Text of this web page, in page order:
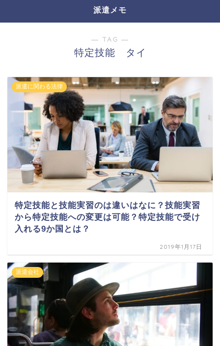
派遣メモ
― TAG ―
特定技能 タイ
派遣に関わる法律
特定技能と技能実習のは違いはなに？技能実習
から特定技能への変更は可能？特定技能で受け
入れる9か国とは？
2019年1月17日
派遣会社